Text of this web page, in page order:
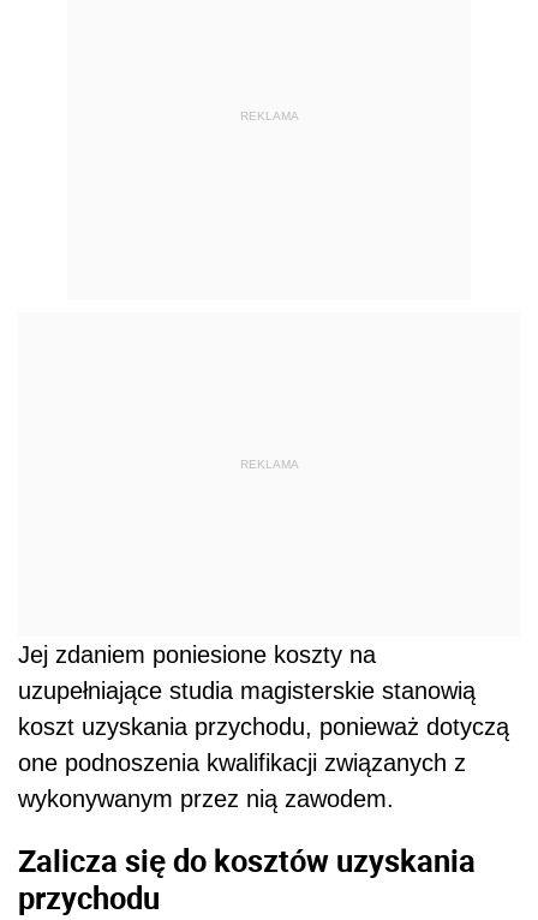
REKLAMA
REKLAMA
Jej zdaniem poniesione koszty na
uzupełniające studia magisterskie stanowią
koszt uzyskania przychodu, ponieważ dotyczą
one podnoszenia kwalifikacji związanych z
wykonywanym przez nią zawodem.
Zalicza się do kosztów uzyskania
przychodu